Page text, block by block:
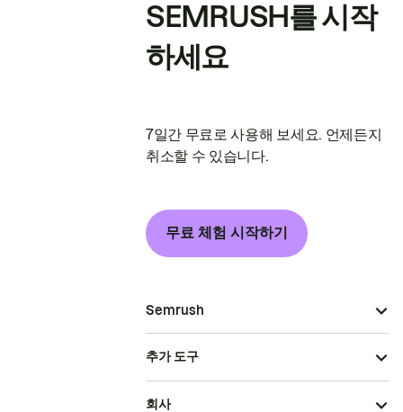
SEMRUSH를 시작
하세요
7일간 무료로 사용해 보세요. 언제든지
취소할 수 있습니다.
무료 체험 시작하기
Semrush
추가 도구
회사